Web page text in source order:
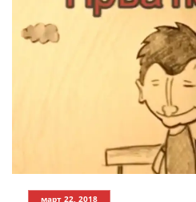
HISTORIA E
ИСТОРИЈАТ НА
март 22, 2018